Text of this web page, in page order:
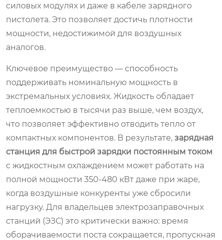
силовых модулях и даже в кабеле зарядного
пистолета. Это позволяет достичь плотности
мощности, недостижимой для воздушных
аналогов.
Ключевое преимущество — способность
поддерживать номинальную мощность в
экстремальных условиях. Жидкость обладает
теплоемкостью в тысячи раз выше, чем воздух,
что позволяет эффективно отводить тепло от
компактных компонентов. В результате, зарядная
станция для быстрой зарядки постоянным током
с жидкостным охлаждением может работать на
полной мощности 350-480 кВт даже при жаре,
когда воздушные конкуренты уже сбросили
нагрузку. Для владельцев электрозаправочных
станций (ЭЗС) это критически важно: время
оборачиваемости поста сокращается, пропускная